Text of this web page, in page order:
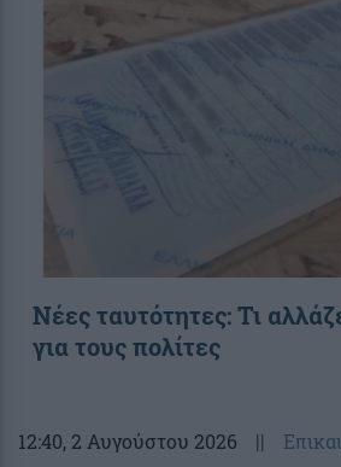
Νέες ταυτότητες: Τι
για τους πολίτες
12:40, 2 Αυγούστου 2026 ||